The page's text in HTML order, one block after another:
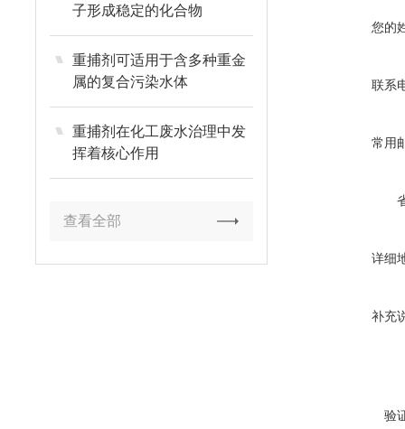
子形成稳定的化合物
重捕剂可适用于含多种重金
属的复合污染水体
重捕剂在化工废水治理中发
挥着核心作用
查看全部
您的
联系
常用
详细
补充
验